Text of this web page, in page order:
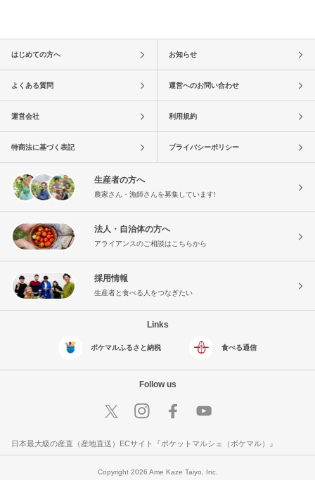
はじめての方へ お知らせ
よくある質問 運営へのお問い合わせ
運営会社 利用規約
特商法に基づく表記 プライバシーポリシー
生産者の方へ
農家さん・漁師さんを募集しています!
法人・自治体の方へ
アライアンスのご相談はこちらから
採用情報
生産者と食べる人をつなぎたい
Links
ポケマルふるさと納税 食べる通信
Follow us
日本最大級の産直（産地直送）ECサイト『ポケットマルシェ（ポケマル）』
Copyright 2026 Ame Kaze Taiyo, Inc.